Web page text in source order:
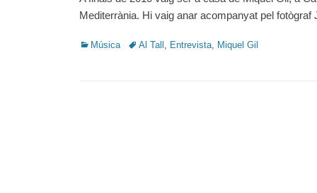
Mediterrània. Hi vaig anar acompanyat pel
Categories
Música TagsAl Tall , Entrevista, Miquel Gil